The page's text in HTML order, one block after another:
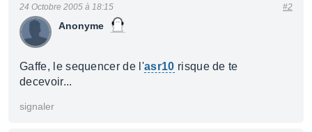
Anonyme
24 Octobre 2005 à 18:15 #2
Gaffe, le sequencer de l'asr10 risque de te
decevoir...
signaler